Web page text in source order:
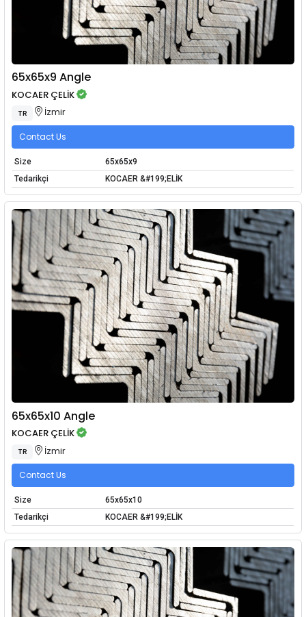
65x65x9 Angle
KOCAER ÇELİK
TR İzmir
Contact Us
Size
65x65x9
Tedarikçi
KOCAER &#199;ELİK
65x65x10 Angle
KOCAER ÇELİK
TR İzmir
Contact Us
Size
65x65x10
Tedarikçi
KOCAER &#199;ELİK